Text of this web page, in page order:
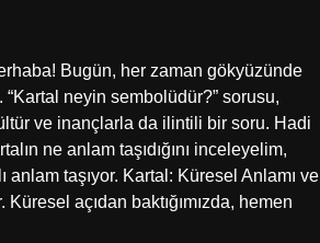
Bugün, her zaman gökyüzünde
neyin sembolüdür?” sorusu,
ve inançlarla da ilintili bir soru. Hadi
ne anlam taşıdığını inceleyelim,
taşıyor. Kartal: Küresel Anlamı ve
açıdan baktığımızda, hemen